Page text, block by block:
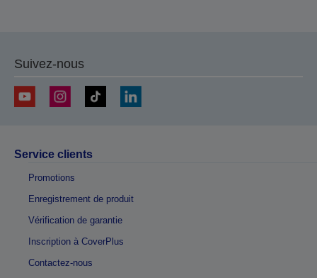
Suivez-nous
Service clients
Promotions
Enregistrement de produit
Vérification de garantie
Inscription à CoverPlus
Contactez-nous